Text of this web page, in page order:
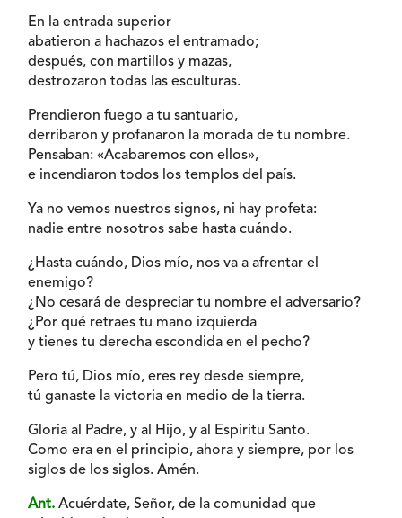
En la entrada superior
abatieron a hachazos el entramado;
después, con martillos y mazas,
destrozaron todas las esculturas.
Prendieron fuego a tu santuario,
derribaron y profanaron la morada de tu nombre.
Pensaban: «Acabaremos con ellos»,
e incendiaron todos los templos del país.
Ya no vemos nuestros signos, ni hay profeta:
nadie entre nosotros sabe hasta cuándo.
¿Hasta cuándo, Dios mío, nos va a afrentar el
enemigo?
¿No cesará de despreciar tu nombre el adversario?
¿Por qué retraes tu mano izquierda
y tienes tu derecha escondida en el pecho?
Pero tú, Dios mío, eres rey desde siempre,
tú ganaste la victoria en medio de la tierra.
Gloria al Padre, y al Hijo, y al Espíritu Santo.
Como era en el principio, ahora y siempre, por los
siglos de los siglos. Amén.
Ant. Acuérdate, Señor, de la comunidad que